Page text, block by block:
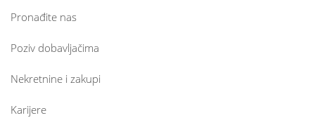
Pronađite nas
Poziv dobavljačima
Nekretnine i zakupi
Karijere